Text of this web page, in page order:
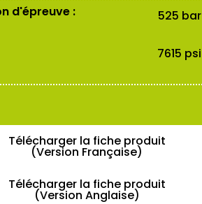
d'épreuve : 525 bar
7615 psi
Télécharger la fiche produit
(Version Française)
Télécharger la fiche produit
(Version Anglaise)